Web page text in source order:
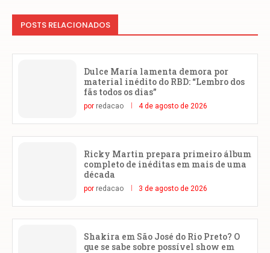
POSTS RELACIONADOS
Dulce María lamenta demora por
material inédito do RBD: “Lembro dos
fãs todos os dias”
por redacao 4 de agosto de 2026
Ricky Martin prepara primeiro álbum
completo de inéditas em mais de uma
década
por redacao 3 de agosto de 2026
Shakira em São José do Rio Preto? O
que se sabe sobre possível show em